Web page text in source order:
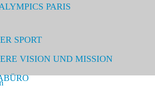
PARIS
SPORT
VISION UND MISSION